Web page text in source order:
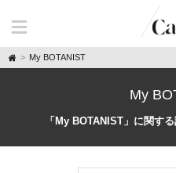
H
o
My BOTANIST
My
「My BOTANIST」に関す